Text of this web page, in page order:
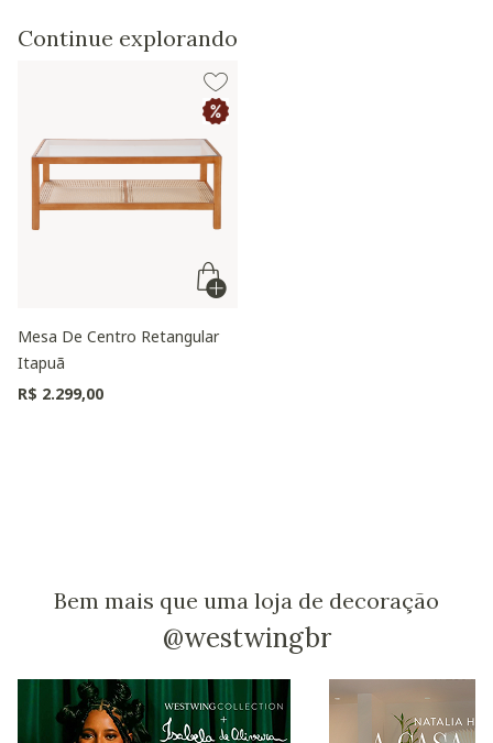
Continue explorando
Mesa De Centro Retangular
Itapuã
R$ 2.299,00
Bem mais que uma loja de decoração
@westwingbr